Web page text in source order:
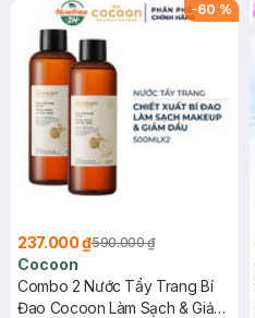
-60 %
237.000 ₫590.000 ₫
Cocoon
Combo 2 Nước Tẩy Trang Bí
Đao Cocoon Làm Sạch & Giảm